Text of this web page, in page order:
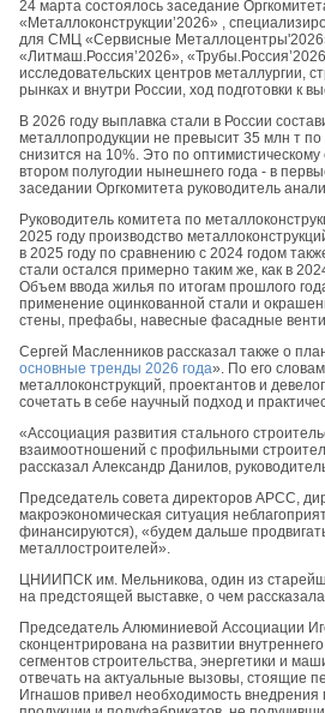
24 марта состоялось заседание
«Металлоконструкции’2026» ,
для СМЦ «Сервисные Металлоцентры'2026»
«Литмаш.Россия’2026»,
исследовательских центров металлургии,
рынках и внутри России, ход подготовки к
В 2026 году выплавка стали в России
металлопродукции не превысит 35 млн т
снизится на 10%. Это по
втором полугодии нынешнего года - в
заседании Оргкомитета руководитель
Руководитель комитета по
2025 году производство
в 2025 году по сравнению с 2024 годом
стали остался примерно таким же, как в
Объем ввода жилья по итогам прошлого
применение оцинкованной стали и
стены, префабы, навесные фасадные
Сергей Масленников рассказал также о
основные тренды 2026 года». По его
металлоконструкций, проектантов и
сочетать в себе научный подход и
«Ассоциация развития стального
взаимоотношений с профильными
рассказал Александр Данилов,
Председатель совета директоров АРСС,
макроэкономическая ситуация
финансируются), «будем дальше
металлостроителей».
ЦНИИПСК им. Мельникова, один из
на предстоящей выставке, о чем
Председатель Алюминиевой Ассоциации
сконцентрирована на развитии
сегментов строительства, энергетики и
отвечать на актуальные вызовы, стоящие
Игнашов привел необходимость